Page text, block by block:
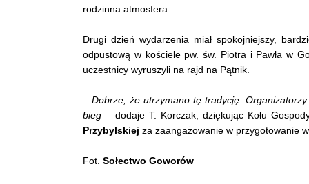
rodzinna atmosfera.
Drugi dzień wydarzenia miał spokojniejszy,
odpustową w kościele pw. św. Piotra i Pawła w
uczestnicy wyruszyli na rajd na Pątnik.
– Dobrze, że utrzymano tę tradycję.
bieg – dodaje T. Korczak, dziękując Kołu
Przybylskiej za zaangażowanie w przygotowanie
Fot. Sołectwo Goworów